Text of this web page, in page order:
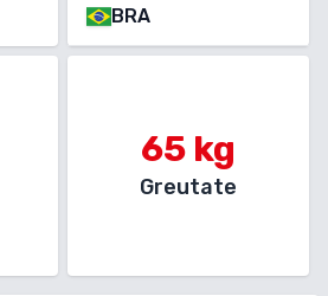
BRA
65 kg
Greutate